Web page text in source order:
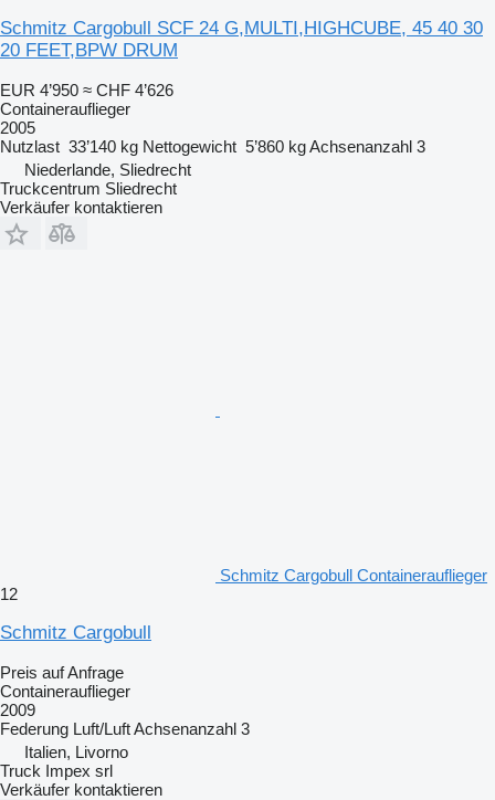
Schmitz Cargobull SCF 24 G,MULTI,HIGHCUBE, 45 40 30
20 FEET,BPW DRUM
EUR 4’950 ≈ CHF 4’626
Containerauflieger
2005
Nutzlast 33’140 kg Nettogewicht 5’860 kgAchsenanzahl 3
Niederlande, Sliedrecht
Truckcentrum Sliedrecht
Verkäufer kontaktieren
Schmitz Cargobull Containerauflieger
12
Schmitz Cargobull
Preis auf Anfrage
Containerauflieger
2009
Federung Luft/LuftAchsenanzahl 3
Italien, Livorno
Truck Impex srl
Verkäufer kontaktieren